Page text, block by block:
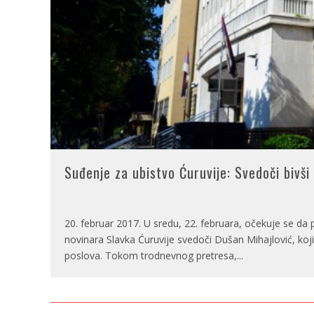
Suđenje za ubistvo Ćuruvije: Svedoči
20. februar 2017. U sredu, 22. februara, očekuje se
novinara Slavka Ćuruvije svedoči Dušan Mihajlović,
poslova. Tokom trodnevnog pretresa,...